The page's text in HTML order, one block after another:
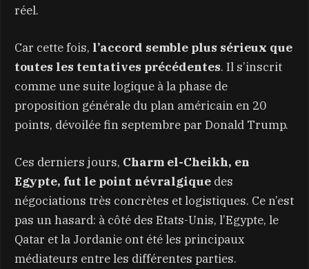
réel.
Car cette fois, l’accord semble plus sérieux que
toutes les tentatives précédentes. Il s’inscrit
comme une suite logique à la phase de
proposition générale du plan américain en 20
points, dévoilée fin septembre par Donald Trump.
Ces derniers jours, Charm el-Cheikh, en
Egypte, fut le point névralgique des
négociations très concrètes et logistiques. Ce n’est
pas un hasard: à côté des Etats-Unis, l’Egypte, le
Qatar et la Jordanie ont été les principaux
médiateurs entre les différentes parties.